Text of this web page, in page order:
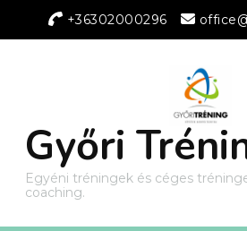
+36302000296
Győri
Egyéni tréningek és céges
coaching.